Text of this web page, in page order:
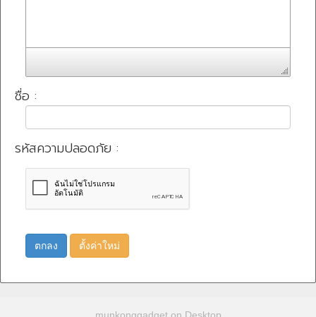
ชื่อ :
รหัสความปลอดภัย :
ตกลง ตั้งค่าใหม่